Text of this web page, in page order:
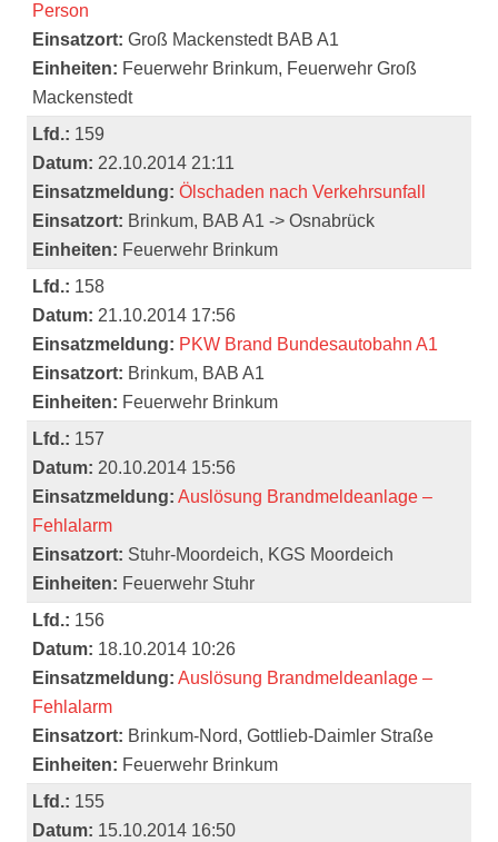
Person
Einsatzort: Groß Mackenstedt BAB A1
Einheiten: Feuerwehr Brinkum, Feuerwehr Groß
Mackenstedt
Lfd.: 159
Datum: 22.10.2014 21:11
Einsatzmeldung: Ölschaden nach Verkehrsunfall
Einsatzort: Brinkum, BAB A1 -> Osnabrück
Einheiten: Feuerwehr Brinkum
Lfd.: 158
Datum: 21.10.2014 17:56
Einsatzmeldung: PKW Brand Bundesautobahn A1
Einsatzort: Brinkum, BAB A1
Einheiten: Feuerwehr Brinkum
Lfd.: 157
Datum: 20.10.2014 15:56
Einsatzmeldung: Auslösung Brandmeldeanlage –
Fehlalarm
Einsatzort: Stuhr-Moordeich, KGS Moordeich
Einheiten: Feuerwehr Stuhr
Lfd.: 156
Datum: 18.10.2014 10:26
Einsatzmeldung: Auslösung Brandmeldeanlage –
Fehlalarm
Einsatzort: Brinkum-Nord, Gottlieb-Daimler Straße
Einheiten: Feuerwehr Brinkum
Lfd.: 155
Datum: 15.10.2014 16:50